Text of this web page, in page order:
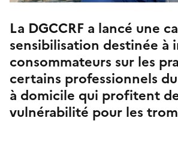
La DGCCRF a lancé une
sensibilisation destinée à
consommateurs sur les
certains professionnels
à domicile qui profitent
vulnérabilité pour les